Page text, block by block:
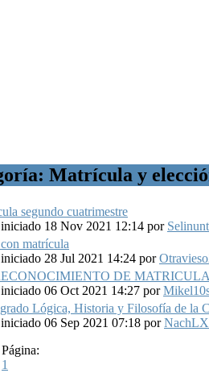
Matrícula y
segundo cuatrimestre
18 Nov 2021 12:14 por
matrícula
28 Jul 2021 14:24 por
DE
06 Oct 2021 14:27 por
Lógica, Historia y Filosofía de la
06 Sep 2021 07:18 por
Página:
1